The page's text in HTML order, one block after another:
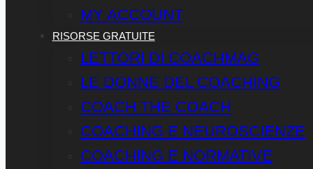
MY ACCOUNT
RISORSE GRATUITE
LETTORI DI COACHMAG
LE DONNE DEL COACHING
COACH THE COACH
COACHING E NEUROSCIENZE
COACHING E NORMATIVE